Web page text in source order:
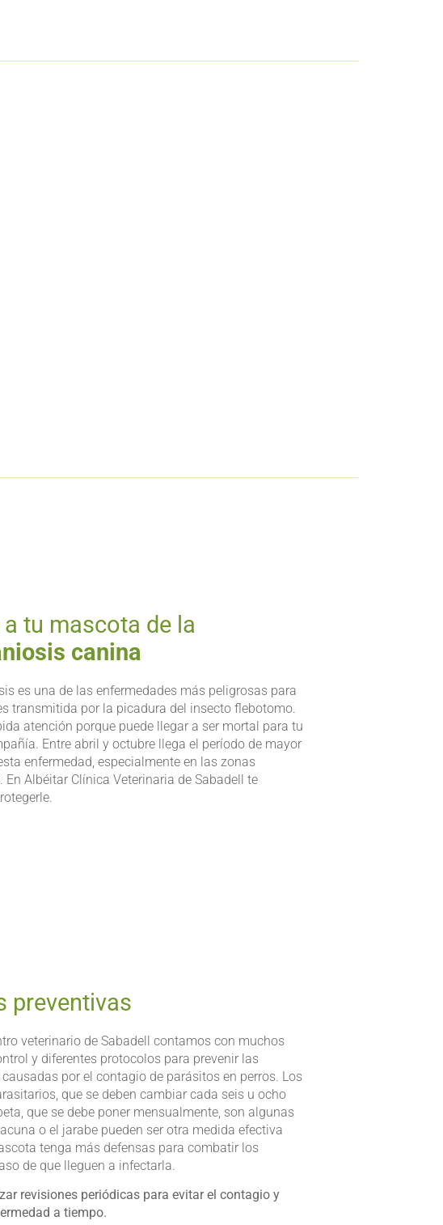
tu mascota de la
canina
es una de las enfermedades más peligrosas para
transmitida por la picadura del insecto flebotomo.
atención porque puede llegar a ser mortal para tu
Entre abril y octubre llega el período de mayor
enfermedad, especialmente en las zonas
En Albéitar Clínica Veterinaria de Sabadell te
preventivas
veterinario de Sabadell contamos con muchos
y diferentes protocolos para prevenir las
por el contagio de parásitos en perros. Los
que se deben cambiar cada seis u ocho
que se debe poner mensualmente, son algunas
o el jarabe pueden ser otra medida efectiva
tenga más defensas para combatir los
de que lleguen a infectarla.
revisiones periódicas para evitar el contagio y
a tiempo.